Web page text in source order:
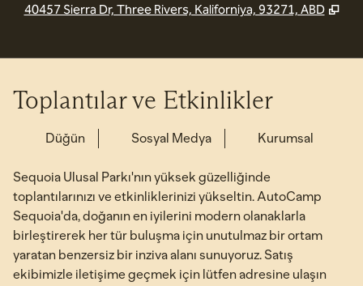
40457 Sierra Dr, Three Rivers, Kaliforniya, 93271, ABD ,
Toplantılar ve Etkinlikler
Düğün Sosyal Medya Kurumsal
Sequoia Ulusal Parkı'nın yüksek güzelliğinde
toplantılarınızı ve etkinliklerinizi yükseltin. AutoCamp
Sequoia'da, doğanın en iyilerini modern olanaklarla
birleştirerek her tür buluşma için unutulmaz bir ortam
yaratan benzersiz bir inziva alanı sunuyoruz. Satış
ekibimizle iletişime geçmek için lütfen adresine ulaşın